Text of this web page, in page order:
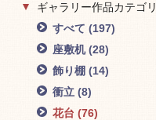
ギャラリー作品カテゴリ
すべて (197)
座敷机(28)
飾り棚 (14)
衝立 (8)
花台 (76)